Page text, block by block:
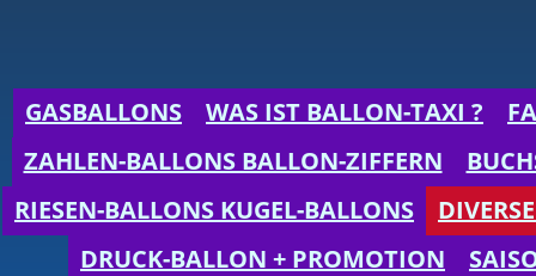
GASBALLONS WAS IST BALLON-TAXI ?
ZAHLEN-BALLONS BALLON-ZIFFERN
RIESEN-BALLONS KUGEL-BALLONS
DRUCK-BALLON + PROMOTION